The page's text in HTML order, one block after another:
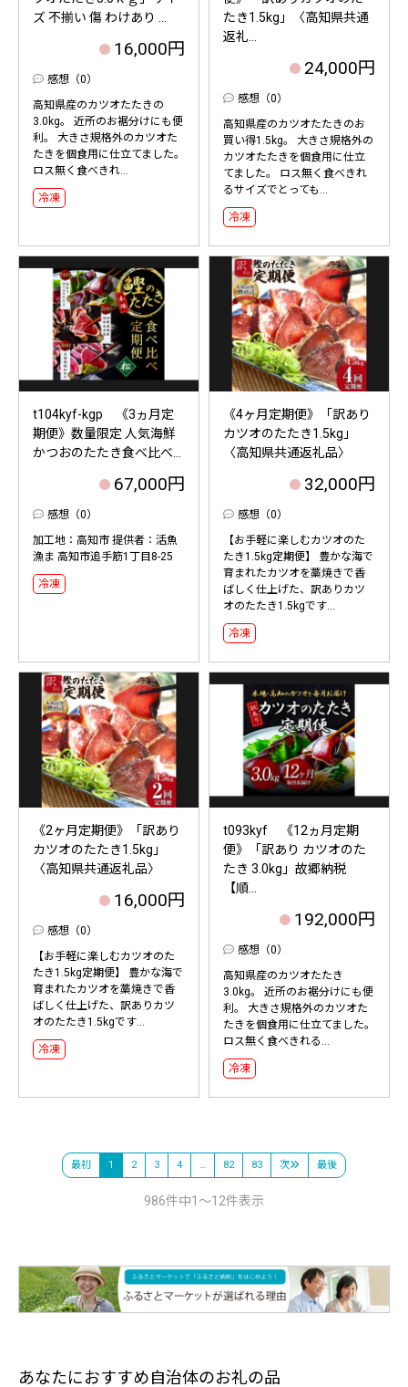
ズ 不揃い 傷 わけあり ...
16,000円
感想（0）
高知県産のカツオたたきの
3.0kg。 近所のお裾分けにも便
利。 大きさ規格外のカツオた
たきを個食用に仕立てました。
ロス無く食べきれ...
冷凍
たき1.5kg」〈高知県共通
返礼...
24,000円
感想（0）
高知県産のカツオたたきのお
買い得1.5kg。 大きさ規格外の
カツオたたきを個食用に仕立
てました。 ロス無く食べきれ
るサイズでとっても...
冷凍
t104kyf-kgp 《3ヵ月定
期便》数量限定 人気海鮮
かつおのたたき食べ比べ...
67,000円
感想（0）
加工地：高知市 提供者：活魚
漁ま 高知市追手筋1丁目8-25
冷凍
《4ヶ月定期便》「訳あり
カツオのたたき1.5kg」
〈高知県共通返礼品〉
32,000円
感想（0）
【お手軽に楽しむカツオのた
たき1.5kg定期便】 豊かな海で
育まれたカツオを藁焼きで香
ばしく仕上げた、訳ありカツ
オのたたき1.5kgです...
冷凍
《2ヶ月定期便》「訳あり
カツオのたたき1.5kg」
〈高知県共通返礼品〉
16,000円
感想（0）
【お手軽に楽しむカツオのた
たき1.5kg定期便】 豊かな海で
育まれたカツオを藁焼きで香
ばしく仕上げた、訳ありカツ
オのたたき1.5kgです...
冷凍
t093kyf 《12ヵ月定期
便》「訳あり カツオのた
たき 3.0kg」故郷納税
【順...
192,000円
感想（0）
高知県産のカツオたたき
3.0kg。 近所のお裾分けにも便
利。 大きさ規格外のカツオた
たきを個食用に仕立てました。
ロス無く食べきれる...
冷凍
最初 1 2 3 4 … 82 83 次 最後
986件中1～12件表示
あなたにおすすめ自治体のお礼の品